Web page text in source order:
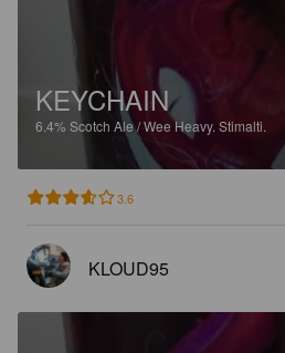
KEYCHAIN
6.4% Scotch Ale / Wee Heavy. Stimalti.
3.6
KLOUD95